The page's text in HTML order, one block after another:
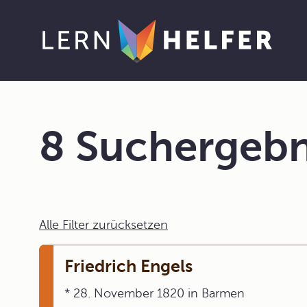
8
Alle Filter zurücksetzen
Friedrich Engels
* 28. November 1820 in Barmen